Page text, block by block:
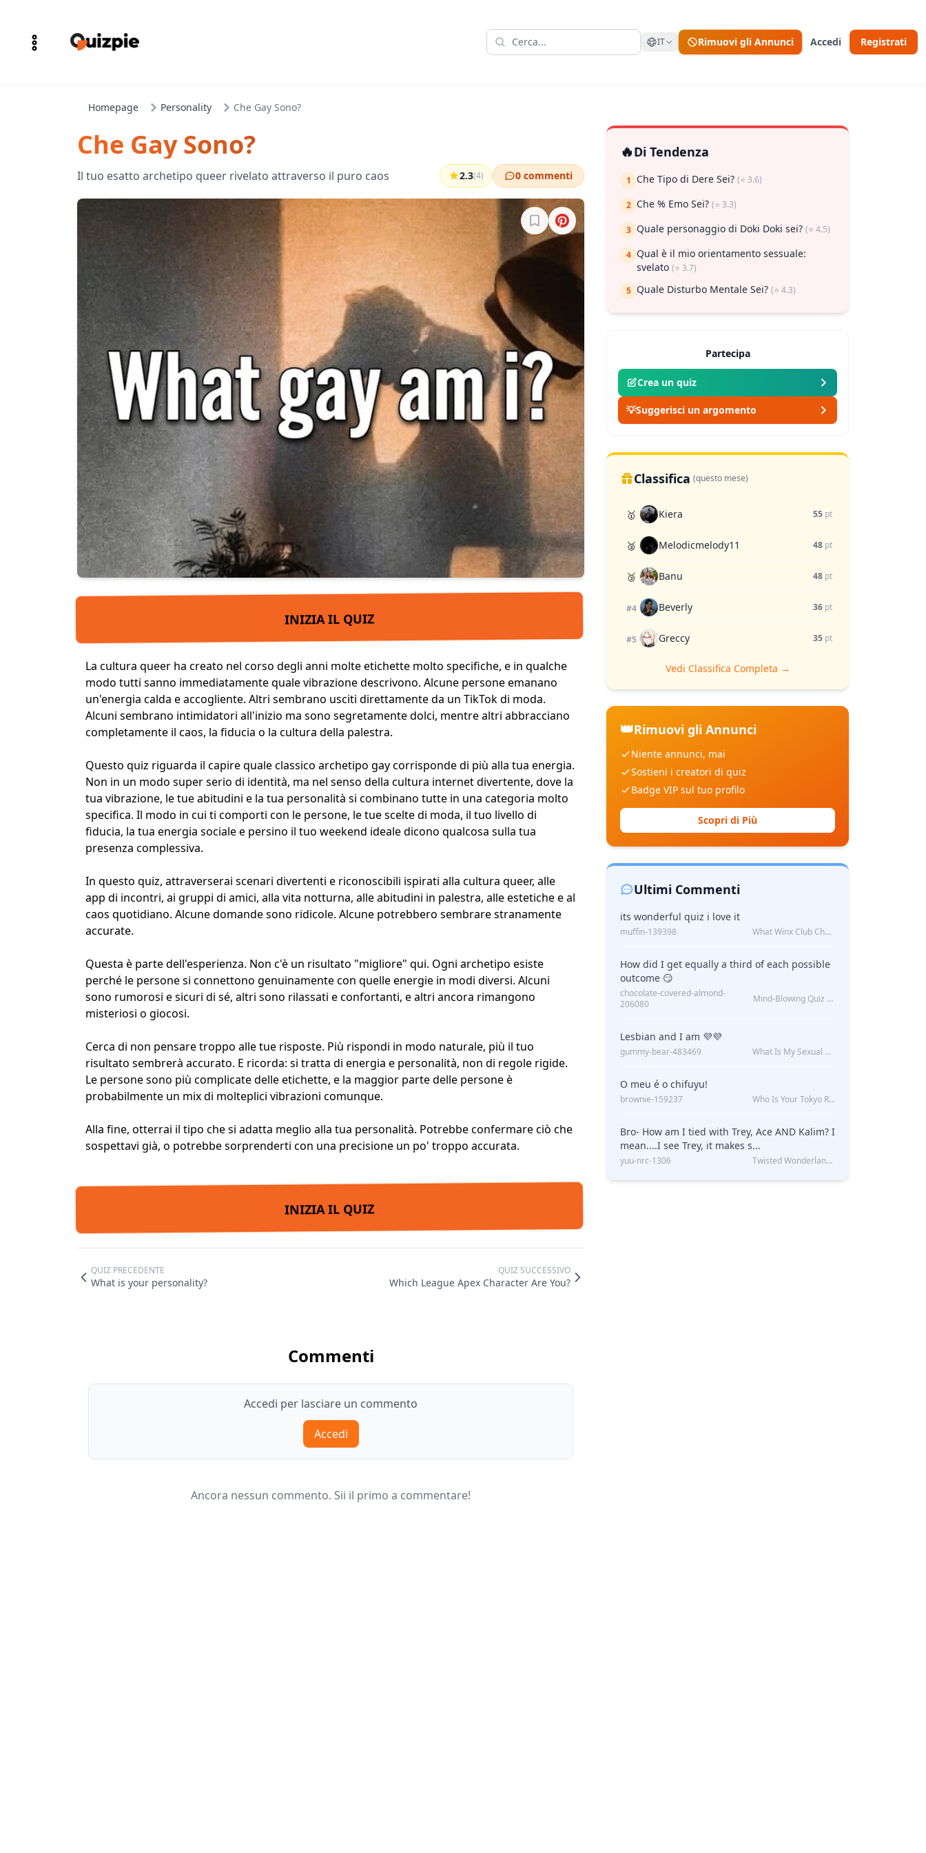
IT Rimuovi gli Annunci Accedi Registrati
Homepage Personality Che Gay Sono?
Che Gay Sono?
Il tuo esatto archetipo queer rivelato attraverso il puro caos 2.3(4) 0 commenti
Accedi per salvare
INIZIA IL QUIZ
La cultura queer ha creato nel corso degli anni molte etichette molto specifiche, e in qualche
modo tutti sanno immediatamente quale vibrazione descrivono. Alcune persone emanano
un'energia calda e accogliente. Altri sembrano usciti direttamente da un TikTok di moda.
Alcuni sembrano intimidatori all'inizio ma sono segretamente dolci, mentre altri abbracciano
completamente il caos, la fiducia o la cultura della palestra.
Questo quiz riguarda il capire quale classico archetipo gay corrisponde di più alla tua energia.
Non in un modo super serio di identità, ma nel senso della cultura internet divertente, dove la
tua vibrazione, le tue abitudini e la tua personalità si combinano tutte in una categoria molto
specifica. Il modo in cui ti comporti con le persone, le tue scelte di moda, il tuo livello di
fiducia, la tua energia sociale e persino il tuo weekend ideale dicono qualcosa sulla tua
presenza complessiva.
In questo quiz, attraverserai scenari divertenti e riconoscibili ispirati alla cultura queer, alle
app di incontri, ai gruppi di amici, alla vita notturna, alle abitudini in palestra, alleestetichee al
caos quotidiano. Alcune domande sono ridicole. Alcune potrebbero sembrare stranamente
accurate.
Questa è parte dell'esperienza. Non c'è un risultato "migliore" qui. Ogni archetipo esiste
perché le persone si connettono genuinamente con quelle energie in modi diversi. Alcuni
sono rumorosi e sicuri di sé, altri sono rilassati e confortanti, e altri ancora rimangono
misteriosi o giocosi.
Cerca di non pensare troppo alle tue risposte. Più rispondi in modo naturale, più il tuo
risultato sembrerà accurato. E ricorda: si tratta di energia e personalità, non di regole rigide.
Le persone sono più complicate delle etichette, e la maggior parte delle persone è
probabilmente un mix di molteplici vibrazioni comunque.
Alla fine, otterrai il tipo che si adatta meglio alla tua personalità. Potrebbe confermare ciò che
sospettavi già, o potrebbe sorprenderti con una precisione un po' troppo accurata.
INIZIA IL QUIZ
QUIZ PRECEDENTE
What is your personality?
QUIZ SUCCESSIVO
Which League Apex Character Are You?
Commenti
Accedi per lasciare un commento
Accedi
Ancora nessun commento. Sii il primo a commentare!
🔥Di Tendenza
1 Che Tipo di Dere Sei? (⭐ 3.6)
2 Che % Emo Sei? (⭐ 3.3)
3 Quale personaggio di Doki Doki sei? (⭐ 4.5)
4 Qual è il mio orientamento sessuale:
svelato (⭐ 3.7)
5 Quale Disturbo Mentale Sei? (⭐ 4.3)
Partecipa
Crea un quiz
💡Suggerisci un argomento
Classifica (questo mese)
🥇 Kiera 55 pt
🥈 Melodicmelody11 48 pt
🥉 Banu 48 pt
#4 Beverly 36 pt
#5 Greccy 35 pt
Vedi Classifica Completa →
👑Rimuovi gli Annunci
Niente annunci, mai
Sostieni i creatori di quiz
Badge VIP sul tuo profilo
Scopri di Più
Ultimi Commenti
its wonderful quiz i love it
muffin-139398 What Winx Club Character Are You?
How did I get equally a third of each possible
outcome 😏
chocolate-covered-almond-
206080
Mind-Blowing Quiz Reveals: Will I Be Alone Forever?
Lesbian and I am 💜💜
gummy-bear-483469 What Is My Sexual Orientation: Uncovered
O meu é o chifuyu!
brownie-159237 Who Is Your Tokyo Revengers Boyfriend?
Bro- How am I tied with Trey, Ace AND Kalim? I
mean....I see Trey, it makes s...
yuu-nrc-1306 Twisted Wonderland Kin Quiz